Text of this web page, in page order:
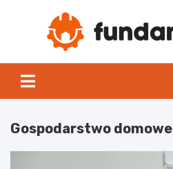
Gospodarstwo domowe